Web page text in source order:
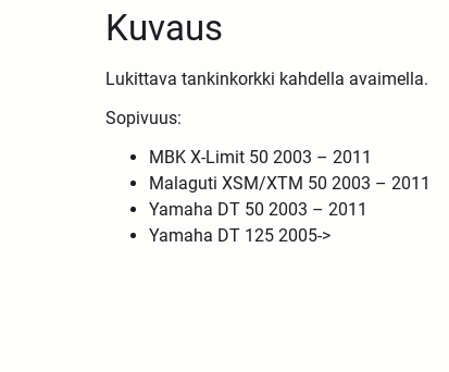
Kuvaus
Lukittava tankinkorkki kahdella avaimella.
Sopivuus:
MBK X-Limit 50 2003 – 2011
Malaguti XSM/XTM 50 2003 – 2011
Yamaha DT 50 2003 – 2011
Yamaha DT 125 2005->